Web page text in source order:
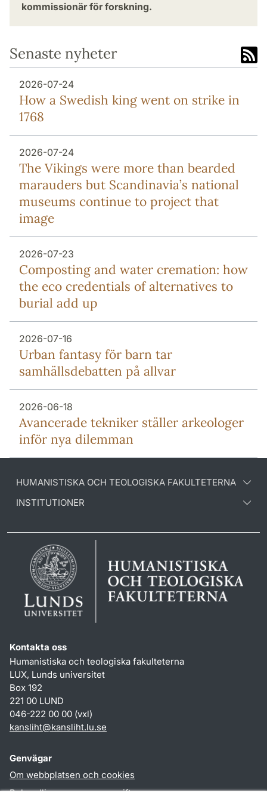
kommissionär för forskning.
Senaste nyheter
2026-07-24
How a Swedish king went on strike in
1768
2026-07-24
The Vikings were more than bearded
marauders but Scandinavia’s national
museums continue to project that
image
2026-07-23
Composting and water cremation: how
the eco credentials of alternatives to
burial add up
2026-07-16
Urban fantasy för barn tar
samhällsdebatten på allvar
2026-06-18
Avancerade tekniker ställer arkeologer
inför nya dilemman
HUMANISTISKA OCH TEOLOGISKA FAKULTETERNA
INSTITUTIONER
Kontakta oss
Humanistiska och teologiska fakulteterna
LUX, Lunds universitet
Box 192
221 00 LUND
046-222 00 00 (vxl)
kansliht@kansliht.lu.se
Genvägar
Om webbplatsen och cookies
Behandling av personuppgifter